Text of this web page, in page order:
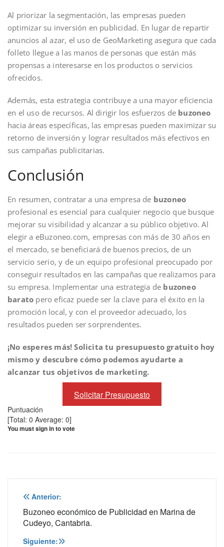
Al priorizar la segmentación, las empresas pueden
optimizar su inversión en publicidad. En lugar de repartir
anuncios al azar, el uso de GeoMarketing asegura que cada
folleto llegue a las manos de personas que están más
propensas a interesarse en los productos o servicios
ofrecidos.
Además, esta estrategia contribuye a una mayor eficiencia
en el uso de recursos. Al dirigir los esfuerzos de buzoneo
hacia áreas específicas, las empresas pueden maximizar su
retorno de inversión y lograr resultados más efectivos en
sus campañas publicitarias.
Conclusión
En resumen, contratar a una empresa de buzoneo
profesional es esencial para cualquier negocio que busque
mejorar su visibilidad y alcanzar a su público objetivo. Al
elegir a eBuzoneo.com, empresas con más de 30 años en
el mercado, se beneficiará de buenos precios, de un
servicio serio, y de un equipo profesional preocupado por
conseguir resultados en las campañas que realizamos para
su empresa. Implementar una estrategia de buzoneo
barato pero eficaz puede ser la clave para el éxito en la
promoción local, y con el proveedor adecuado, los
resultados pueden ser sorprendentes.
¡No esperes más! Solicita tu presupuesto gratuito hoy
mismo y descubre cómo podemos ayudarte a
alcanzar tus objetivos de marketing.
Solicitar Presupuesto
Puntuación
[Total: 0 Average: 0]
You must sign in to vote
Navegación
de
entradas
Anterior:
Buzoneo económico de Publicidad en Marina de
Cudeyo, Cantabria.
Siguiente: